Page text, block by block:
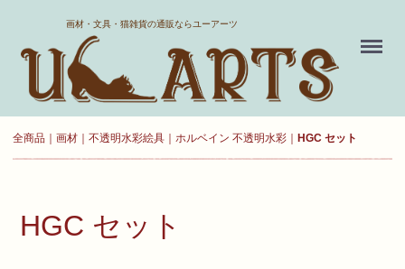
画材・文具・猫雑貨の通販ならユーアーツ
Menu
全商品 画材 不透明水彩絵具 ホルベイン 不透明水彩 HGC セット
HGC セット
ホーム
送料について
新規会員登録